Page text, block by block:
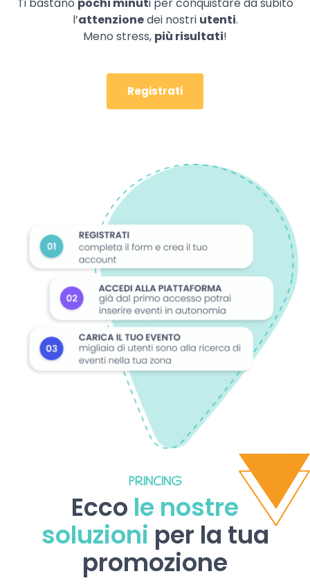
Ti bastano pochi minuti per conquistare da subito
l’attenzionedei nostri utenti.
Meno stress, più risultati!
Registrati
PRINCING
Ecco le nostre
soluzioni per la tua
promozione